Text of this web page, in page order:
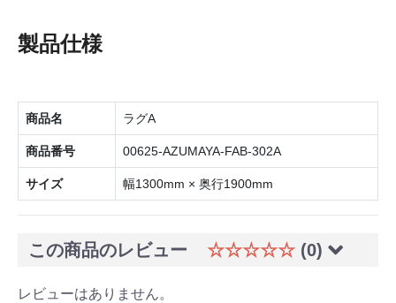
製品仕様
商品名 ラグA
商品番号 00625-AZUMAYA-FAB-302A
サイズ 幅1300mm × 奥行1900mm
この商品のレビュー ☆☆☆☆☆ (0)
レビューはありません。